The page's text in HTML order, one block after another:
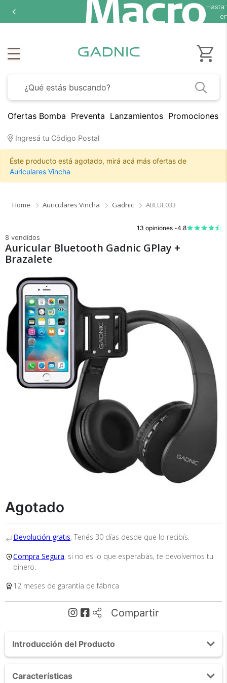
Hasta
Ofertas Bomba Preventa Lanzamientos Promociones
Ingresá tu Código Postal
Éste producto está agotado, mirá acá más ofertas de
Auriculares Vincha
Home Auriculares Vincha Gadnic ABLUE033
13 opiniones -4.8
8 vendidos
Auricular Bluetooth Gadnic GPlay +
Brazalete
Agotado
Devolución gratis, Tenés 30 días desde que lo recibís.
Compra Segura, si no es lo que esperabas, te devolvemos tu
dinero.
12 meses de garantía de fábrica
Compartir
Introducción del Producto
Brazalete
Características
Medios de Pago ×
Recibí el producto que esperabas o
que esperabas o te devolvemos el 100% de tu
dinero!